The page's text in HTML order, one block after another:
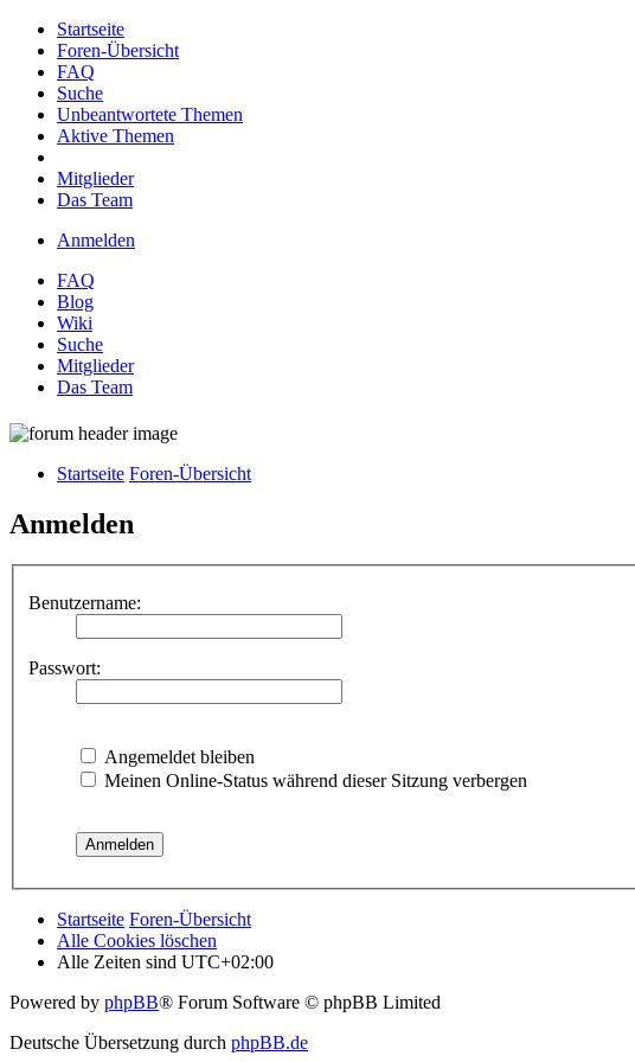
Startseite
Foren-Übersicht
FAQ
Suche
Unbeantwortete Themen
Aktive Themen
Mitglieder
Das Team
Anmelden
FAQ
Blog
Wiki
Suche
Mitglieder
Das Team
Startseite Foren-Übersicht
Anmelden
Benutzername:
Passwort:
Angemeldet bleiben
Meinen Online-Status während dieser Sitzung verbergen
Startseite Foren-Übersicht
Alle Cookies löschen
Alle Zeiten sind UTC+02:00
Powered by phpBB® Forum Software © phpBB Limited
Deutsche Übersetzung durch phpBB.de